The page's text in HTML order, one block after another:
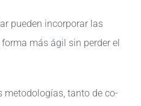
pueden incorporar las
más ágil sin perder el
metodologías, tanto de co-